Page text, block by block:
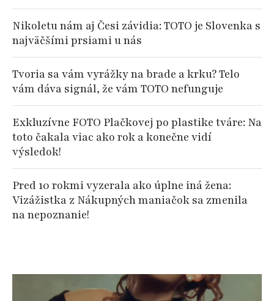
Nikoletu nám aj Česi závidia: TOTO je Slovenka s
najväčšími prsiami u nás
Tvoria sa vám vyrážky na brade a krku? Telo
vám dáva signál, že vám TOTO nefunguje
Exkluzívne FOTO Plačkovej po plastike tváre: Na
toto čakala viac ako rok a konečne vidí
výsledok!
Pred 10 rokmi vyzerala ako úplne iná žena:
Vizážistka z Nákupných maniačok sa zmenila
na nepoznanie!